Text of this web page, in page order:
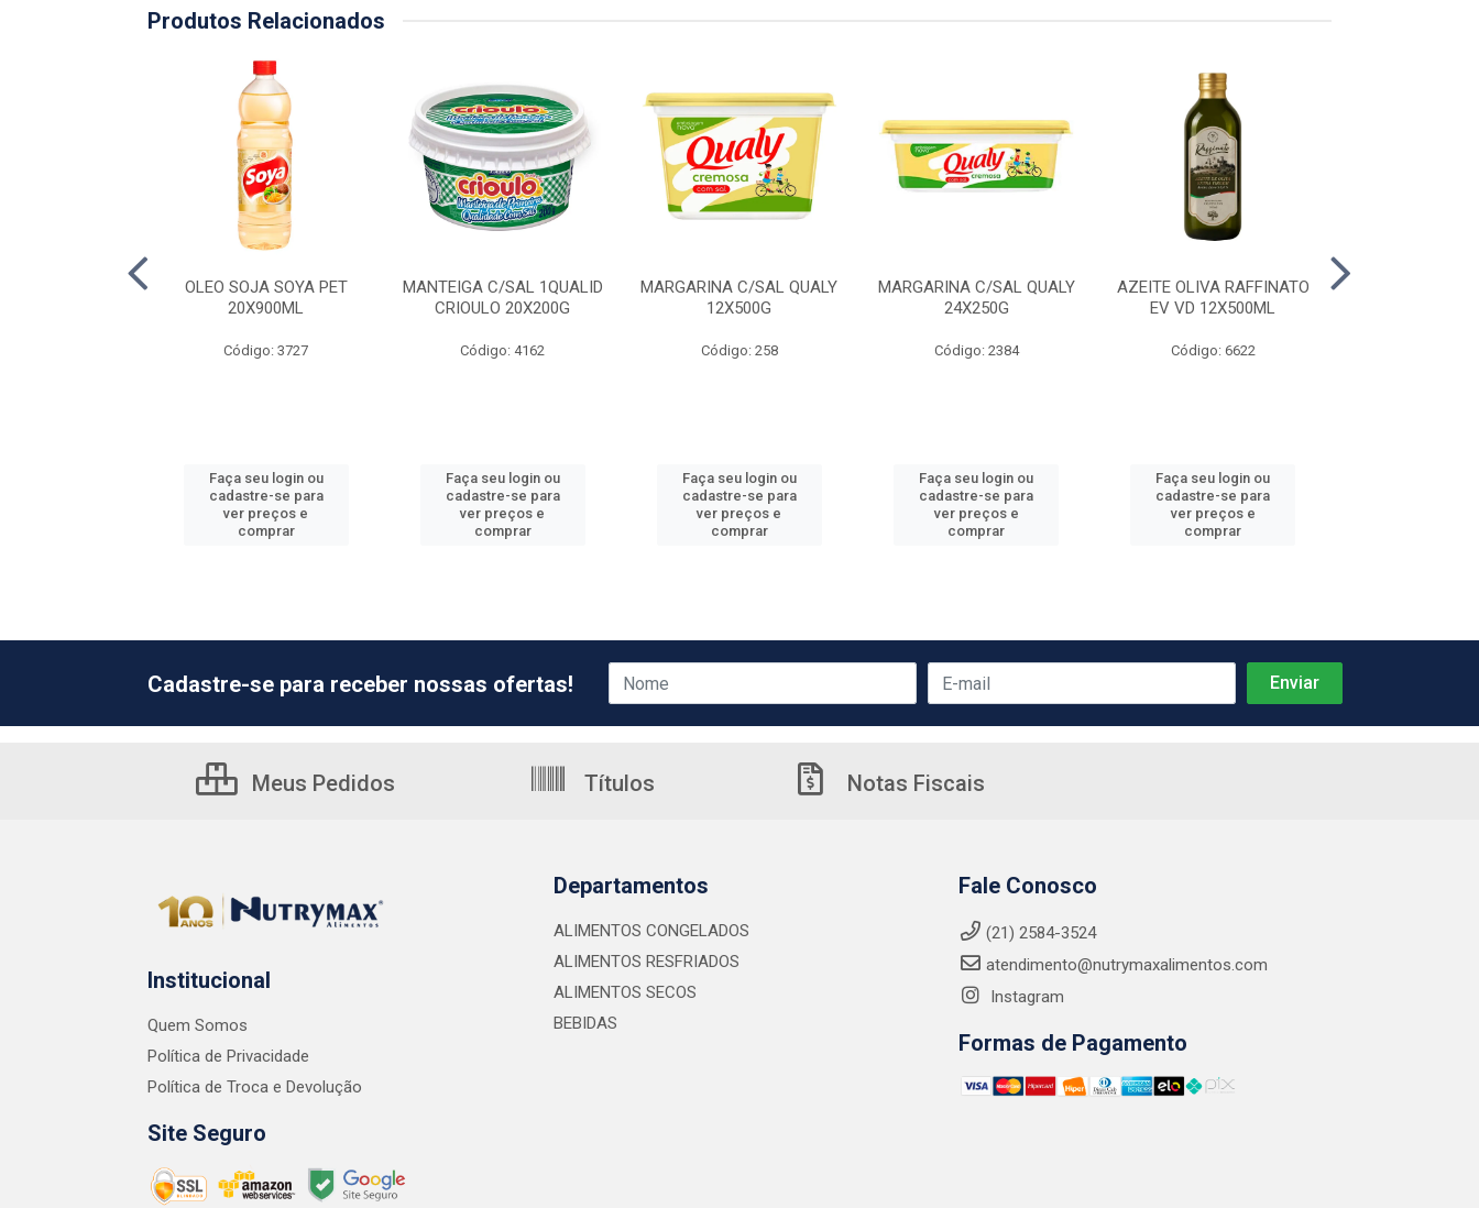
Produtos Relacionados
OLEO SOJA SOYA PET
20X900ML
Código: 3727
Faça seu login ou
cadastre-se para
ver preços e
comprar
MANTEIGA C/SAL 1QUALID
CRIOULO 20X200G
Código: 4162
Faça seu login ou
cadastre-se para
ver preços e
comprar
MARGARINA C/SAL QUALY
12X500G
Código: 258
Faça seu login ou
cadastre-se para
ver preços e
comprar
MARGARINA C/SAL QUALY
24X250G
Código: 2384
Faça seu login ou
cadastre-se para
ver preços e
comprar
AZEITE OLIVA RAFFINATO
EV VD 12X500ML
Código: 6622
Faça seu login ou
cadastre-se para
ver preços e
comprar
Cadastre-se para receber nossas ofertas!
Meus Pedidos Títulos Notas Fiscais
Institucional
Quem Somos
Política de Privacidade
Política de Troca e Devolução
Site Seguro
Departamentos
ALIMENTOS CONGELADOS
ALIMENTOS RESFRIADOS
ALIMENTOS SECOS
BEBIDAS
Fale Conosco
(21) 2584-3524
atendimento@nutrymaxalimentos.com
Instagram
Formas de Pagamento